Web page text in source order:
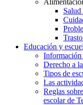
Salud
Educación y
Información
Derecho a
Tipos de
Las
Reglas
escolar de